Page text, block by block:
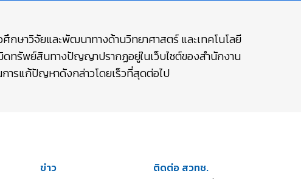
ษาวิจัยและพัฒนาทางด้านวิทยาศาสตร์ และเทคโนโลยี
ดทรัพย์สินทางปัญญาปรากฏอยู่ในเว็บไซต์ของสำนักงาน
ารแก้ปัญหาดังกล่าวโดยเร็วที่สุดต่อไป
ข่าว ติดต่อ สวทช.